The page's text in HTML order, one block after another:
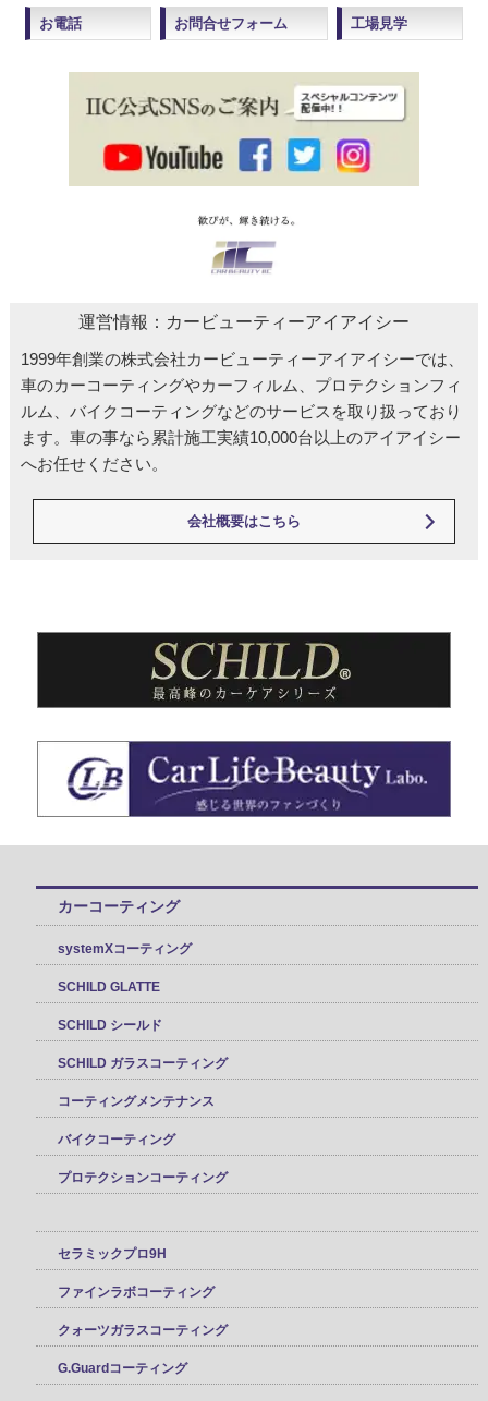
お電話 お問合せフォーム 工場見学
運営情報：カービューティーアイアイシー
1999年創業の株式会社カービューティーアイアイシーでは、
車のカーコーティングやカーフィルム、プロテクションフィ
ルム、バイクコーティングなどのサービスを取り扱っており
ます。車の事なら累計施工実績10,000台以上のアイアイシー
へお任せください。
会社概要はこちら
カーコーティング
systemXコーティング
SCHILD GLATTE
SCHILD シールド
SCHILD ガラスコーティング
コーティングメンテナンス
バイクコーティング
プロテクションコーティング
セラミックプロ9H
ファインラボコーティング
クォーツガラスコーティング
G.Guardコーティング